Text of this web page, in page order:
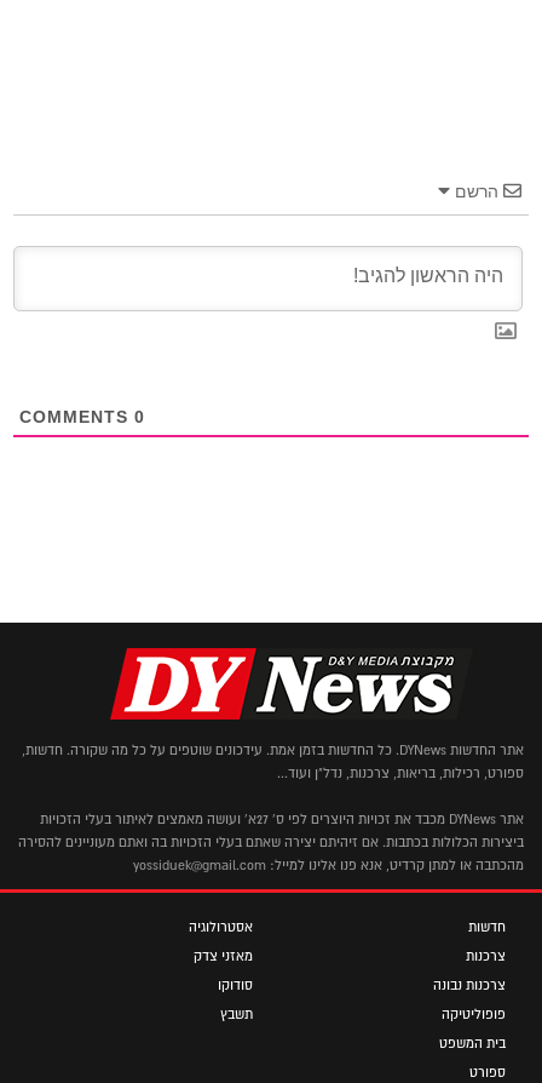
הרשם
0
אתר החדשות DYNews. כל החדשות בזמן אמת. עידכונים שוטפים על כל מה שקורה. חדשות,
ספורט, רכילות, בריאות, צרכנות, נדל"ן ועוד...
אתר DYNews מכבד את זכויות היוצרים לפי ס' 27א' ועושה מאמצים לאיתור בעלי הזכויות
ביצירות הכלולות בכתבות. אם זיהיתם יצירה שאתם בעלי הזכויות בה ואתם מעוניינים להסירה
מהכתבה או למתן קרדיט, אנא פנו אלינו למייל: yossiduek@gmail.com
חדשות
צרכנות
צרכנות נבונה
פופוליטיקה
בית המשפט
ספורט
אסטרולוגיה
מאזני צדק
סודוקו
תשבץ